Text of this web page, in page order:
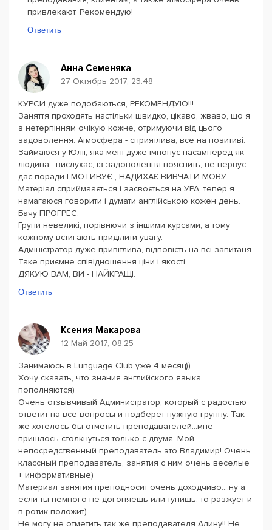
привлекают. Рекомендую!
Ответить
Анна Семеняка
27 Октябрь 2017, 23:48
КУРСИ дуже подобаються, РЕКОМЕНДУЮ!!!
Заняття проходять настільки швидко, цікаво, жваво, що я
з нетерпінням очікую кожне, отримуючи від цього
задоволення. Атмосфера - сприятлива, все на позитиві.
Займаюся у Юлії, яка мені дуже імпонує насамперед як
людина : вислухає, із задоволення пояснить, не нервує,
дає поради І МОТИВУЄ , НАДИХАЄ ВИВЧАТИ МОВУ.
Матеріал сприймаається і засвоється на УРА, тепер я
намагаюся говорити і думати англійською кожен день.
Бачу ПРОГРЕС.
Групи невеликі, порівнючи з іншими курсами, а тому
кожному встигають приділити увагу.
Адміністратор дуже привітлива, відповість на всі запитаня.
Таке приємне співідношення ціни і якості.
ДЯКУЮ ВАМ, ВИ - НАЙКРАЩІ.
Ответить
Ксения Макарова
12 Май 2017, 08:25
Занимаюсь в Lunguage Club уже 4 месяц))
Хочу сказать, что знания английского языка
пополняются)
Очень отзывчивый Администратор, который с радостью
ответит на все вопросы и подберет нужную группу. Так
же хотелось бы отметить преподавателей...мне
пришлось столкнуться только с двумя. Мой
непосредственный преподаватель это Владимир! Очень
классный преподаватель, занятия с ним очень веселые
+ информативные)
Материал занятия преподносит очень доходчиво....ну а
если ты немного не догоняешь или тупишь, то разжует и
в ротик положит)
Не могу не отметить так же преподавателя Алину!! Не